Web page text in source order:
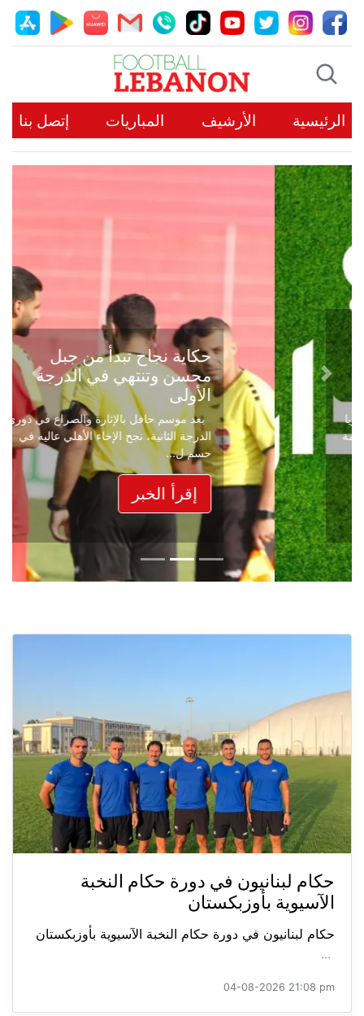
الرئيسية الأرشيف المباريات إتصل بنا
حكاية نجاح تبدأ من جبل
محسن وتنتهي في الدرجة
الأولى
بعد موسم حافل بالإثارة والصراع في دوري
الدرجة الثانية، نجح الإخاء الأهلي عاليه في
حسم ل...
إقرأ الخبر
Previous
Next
حكام لبنانيون في دورة حكام النخبة
الآسيوية بأوزبكستان
حكام لبنانيون في دورة حكام النخبة الآسيوية بأوزبكستان
...
04-08-2026 21:08 pm